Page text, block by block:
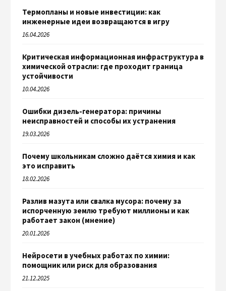
Термопланы и новые инвестиции: как
инженерные идеи возвращаются в игру
16.04.2026
Критическая информационная инфраструктура в
химической отрасли: где проходит граница
устойчивости
10.04.2026
Ошибки дизель-генератора: причины
неисправностей и способы их устранения
19.03.2026
Почему школьникам сложно даётся химия и как
это исправить
18.02.2026
Разлив мазута или свалка мусора: почему за
испорченную землю требуют миллионы и как
работает закон (мнение)
20.01.2026
Нейросети в учебных работах по химии:
помощник или риск для образования
21.12.2025